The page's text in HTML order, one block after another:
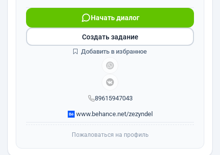
89615947043
Начать диалог
www.behance.net/zezyndel
Создать задание
Добавить в избранное
Пожаловаться на профиль